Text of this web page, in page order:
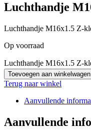
Luchthandje
Luchthandje M16x1.5 Z-
Op voorraad
Luchthandje M16x1.5 Z-
Toevoegen aan winkelwagen
Terug naar winkel
Aanvullende
Aanvullende